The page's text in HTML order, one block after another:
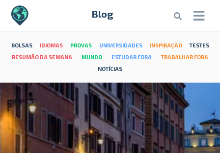
Blog
BOLSAS IDIOMAS PROVAS UNIVERSIDADES INSPIRAÇÃO
TESTES
RESUMÃO DA SEMANA
MUNDO ESTUDAR FORA
TRABALHAR FORA
NOTÍCIAS